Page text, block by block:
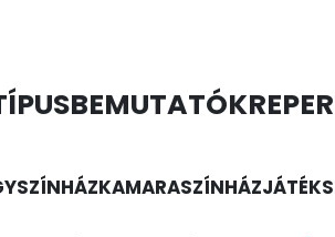
BEMUTATÓK
KAMARASZÍNHÁZ